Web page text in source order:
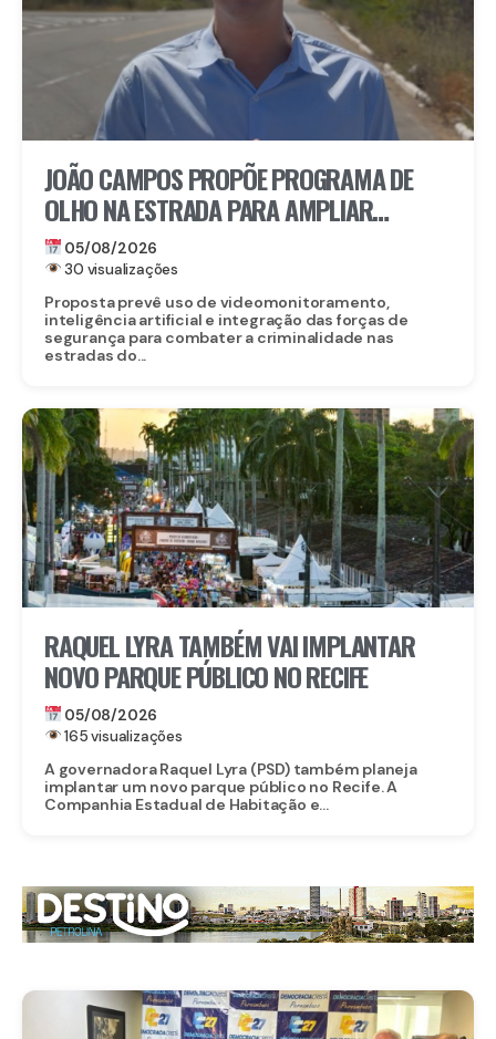
JOÃO CAMPOS PROPÕE PROGRAMA DE
OLHO NA ESTRADA PARA AMPLIAR
SEGURANÇA NAS RODOVIAS
05/08/2026
30 visualizações
Proposta prevê uso de videomonitoramento,
inteligência artificial e integração das forças de
segurança para combater a criminalidade nas
estradas do...
RAQUEL LYRA TAMBÉM VAI IMPLANTAR
NOVO PARQUE PÚBLICO NO RECIFE
05/08/2026
165 visualizações
A governadora Raquel Lyra (PSD) também planeja
implantar um novo parque público no Recife. A
Companhia Estadual de Habitação e...